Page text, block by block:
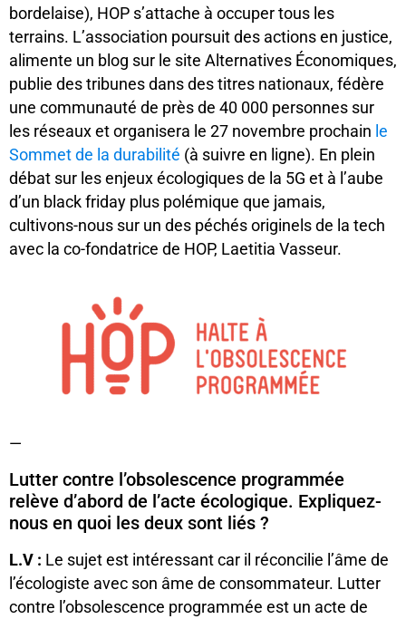
bordelaise), HOP s’attache à occuper tous les
terrains. L’association poursuit des actions en justice,
alimente un blog sur le site Alternatives Économiques,
publie des tribunes dans des titres nationaux, fédère
une communauté de près de 40 000 personnes sur
les réseaux et organisera le 27 novembre prochain le
Sommet de la durabilité (à suivre en ligne). En plein
débat sur les enjeux écologiques de la 5G et à l’aube
d’un black friday plus polémique que jamais,
cultivons-nous sur un des péchés originels de la tech
avec la co-fondatrice de HOP, Laetitia Vasseur.
—
Lutter contre l’obsolescence programmée
relève d’abord de l’acte écologique. Expliquez-
nous en quoi les deux sont liés ?
L.V : Le sujet est intéressant car il réconcilie l’âme de
l’écologiste avec son âme de consommateur. Lutter
contre l’obsolescence programmée est un acte de